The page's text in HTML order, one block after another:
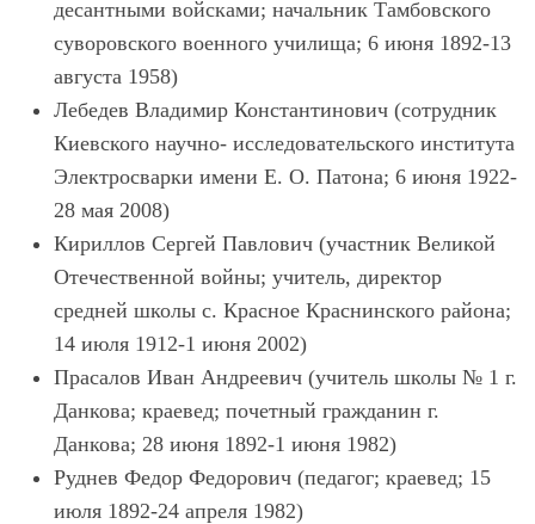
десантными войсками; начальник Тамбовского
суворовского военного училища; 6 июня 1892-13
августа 1958)
Лебедев Владимир Константинович (сотрудник
Киевского научно- исследовательского института
Электросварки имени Е. О. Патона; 6 июня 1922-
28 мая 2008)
Кириллов Сергей Павлович (участник Великой
Отечественной войны; учитель, директор
средней школы с. Красное Краснинского района;
14 июля 1912-1 июня 2002)
Прасалов Иван Андреевич (учитель школы № 1 г.
Данкова; краевед; почетный гражданин г.
Данкова; 28 июня 1892-1 июня 1982)
Руднев Федор Федорович (педагог; краевед; 15
июля 1892-24 апреля 1982)